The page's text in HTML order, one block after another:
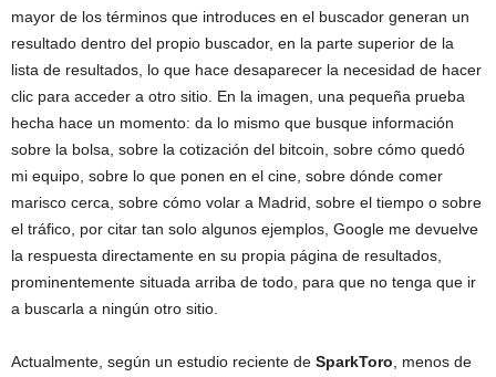
mayor de los términos que introduces en el buscador generan un
resultado dentro del propio buscador, en la parte superior de la
lista de resultados, lo que hace desaparecer la necesidad de hacer
clic para acceder a otro sitio. En la imagen, una pequeña prueba
hecha hace un momento: da lo mismo que busque información
sobre la bolsa, sobre la cotización del bitcoin, sobre cómo quedó
mi equipo, sobre lo que ponen en el cine, sobre dónde comer
marisco cerca, sobre cómo volar a Madrid, sobre el tiempo o sobre
el tráfico, por citar tan solo algunos ejemplos, Google me devuelve
la respuesta directamente en su propia página de resultados,
prominentemente situada arriba de todo, para que no tenga que ir
a buscarla a ningún otro sitio.
Actualmente, según un estudio reciente de SparkToro , menos de